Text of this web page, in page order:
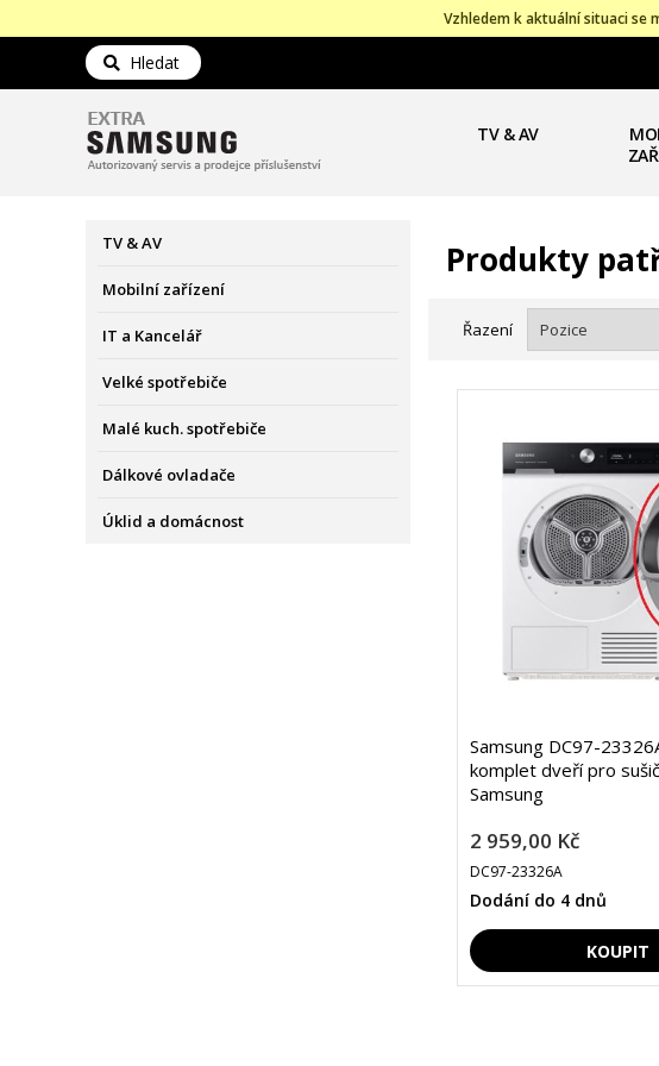
Vzhledem k aktuální situaci se
Hledat
TV & AV
TV & AV
Mobilní zařízení
IT a Kancelář
Velké spotřebiče
Malé kuch. spotřebiče
Dálkové ovladače
Úklid a domácnost
Produkty
Řazení
Samsung DC97-
komplet dveří pro
Samsung
2 959,00 Kč
DC97-23326A
Dodání do 4 dnů